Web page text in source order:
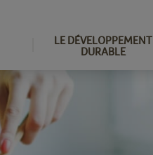
LE DÉVELOPPEMENT
DURABLE